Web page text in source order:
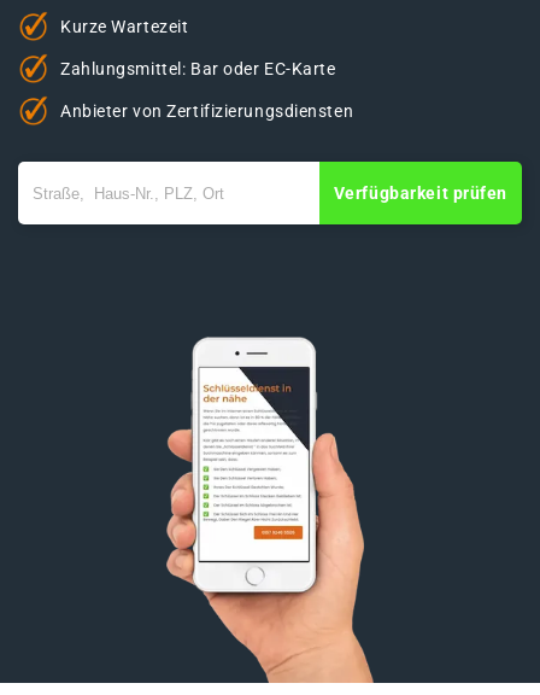
Kurze Wartezeit
Zahlungsmittel: Bar oder EC-Karte
Anbieter von Zertifizierungsdiensten
Verfügbarkeit prüfen